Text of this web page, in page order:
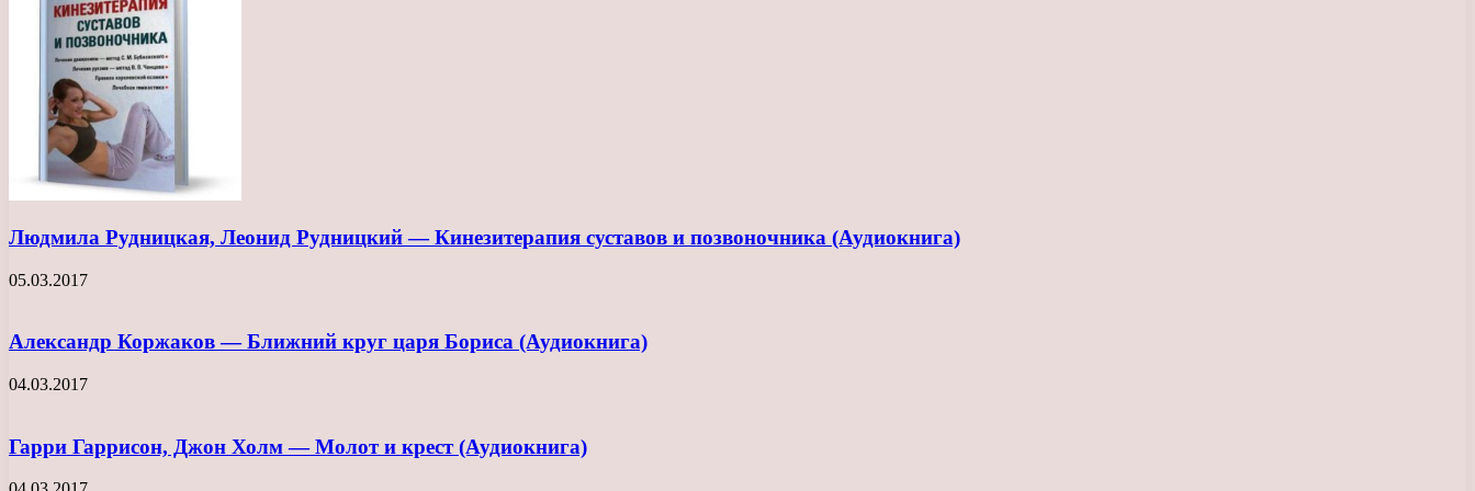
Людмила Рудницкая, Леонид Рудницкий — Кинезитерапия суставов и позвоночника (Аудиокнига)
05.03.2017
Александр Коржаков — Ближний круг царя Бориса (Аудиокнига)
04.03.2017
Гарри Гаррисон, Джон Холм — Молот и крест (Аудиокнига)